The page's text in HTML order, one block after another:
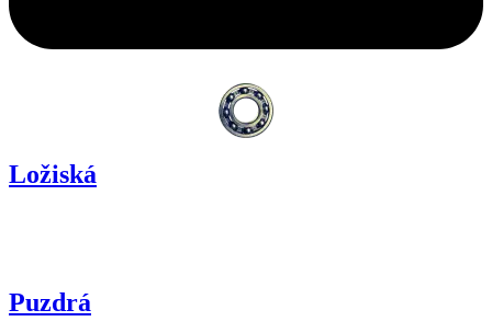
Ložiská
Puzdrá